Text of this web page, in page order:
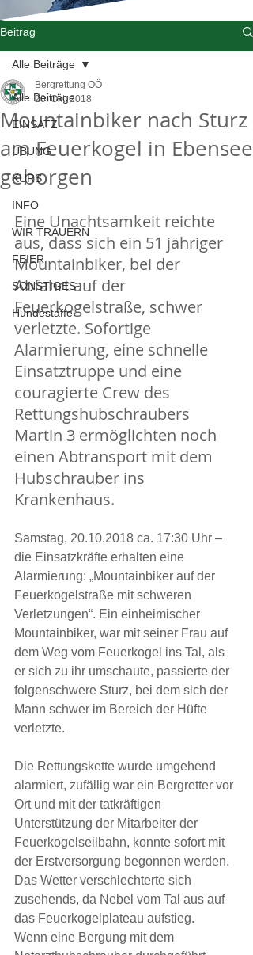
Beitrag
Alle Beiträge
EINSATZ
ÜBUNG
KURS
INFO
WIR TRAUERN
FEIER
SONSTIGES
Hundestaffel
Alle Beiträge
Mountainbiker nach Sturz
am Feuerkogel in Ebensee
geborgen
Bergrettung OÖ
20. Okt. 2018
Eine Unachtsamkeit reichte
aus, dass sich ein 51 jähriger
Mountainbiker, bei der
Abfahrt auf der
Feuerkogelstraße, schwer
verletzte. Sofortige
Alarmierung, eine schnelle
Einsatztruppe und eine
couragierte Crew des
Rettungshubschraubers
Martin 3 ermöglichten noch
einen Abtransport mit dem
Hubschrauber ins
Krankenhaus.
Samstag, 20.10.2018 ca. 17:30 Uhr –
die Einsatzkräfte erhalten eine
Alarmierung: „Mountainbiker auf der
Feuerkogelstraße mit schweren
Verletzungen“. Ein einheimischer
Mountainbiker, war mit seiner Frau auf
dem Weg vom Feuerkogel ins Tal, als
er sich zu ihr umschaute, passierte der
folgenschwere Sturz, bei dem sich der
Mann schwer im Bereich der Hüfte
verletzte.
Die Rettungskette wurde umgehend
alarmiert, zufällig war ein Bergretter vor
Ort und mit der tatkräftigen
Unterstützung der Mitarbeiter der
Feuerkogelseilbahn, konnte sofort mit
der Erstversorgung begonnen werden.
Das Wetter verschlechterte sich
zusehends, da Nebel vom Tal aus auf
das Feuerkogelplateau aufstieg.
Wenn eine Bergung mit dem